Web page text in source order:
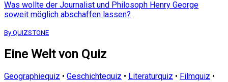
Was wollte der Journalist und Philosoph Henry George
soweit möglich abschaffen lassen?
By QUIZSTONE
Eine Welt von Quiz
Geographiequiz • Geschichtequiz • Literaturquiz • Filmquiz •